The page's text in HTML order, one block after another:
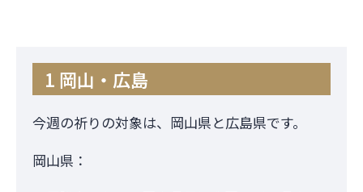
1 岡山・広島
今週の祈りの対象は、岡山県と広島県です。
岡山県：